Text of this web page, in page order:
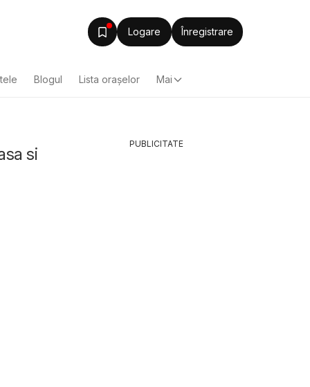
Logare Înregistrare
Blogul Lista oraşelor Mai
si
PUBLICITATE